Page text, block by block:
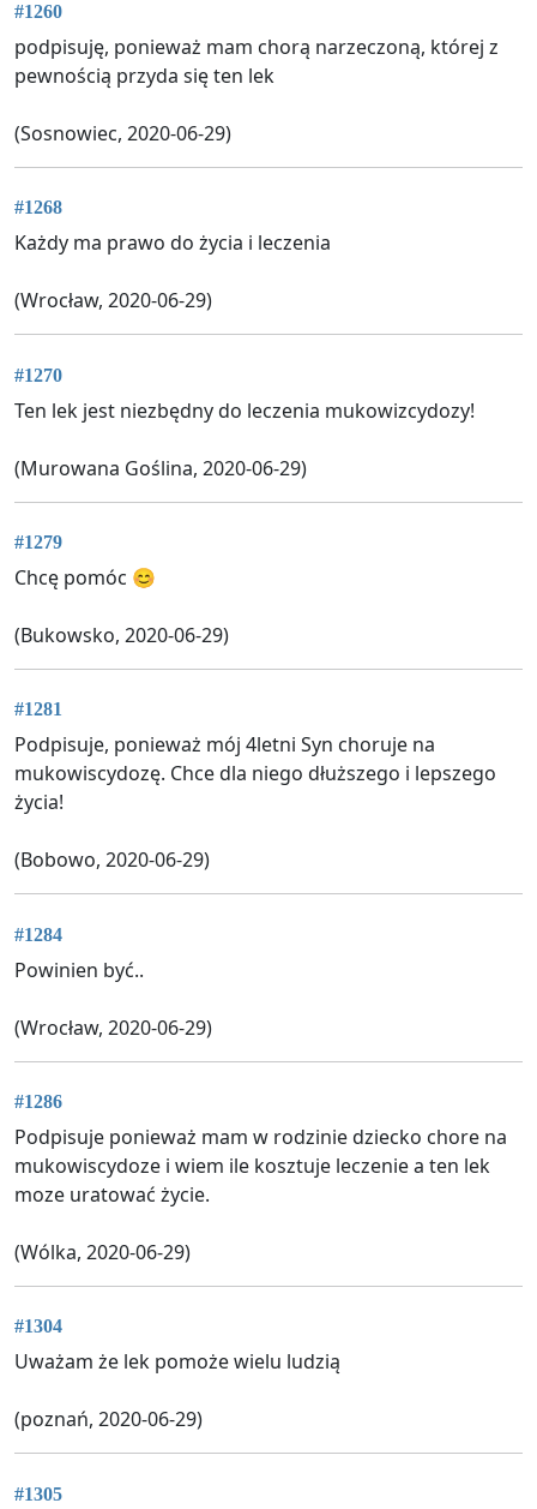
#1260
podpisuję, ponieważ mam chorą narzeczoną, której z
pewnością przyda się ten lek
(Sosnowiec, 2020-06-29)
#1268
Każdy ma prawo do życia i leczenia
(Wrocław, 2020-06-29)
#1270
Ten lek jest niezbędny do leczenia mukowizcydozy!
(Murowana Goślina, 2020-06-29)
#1279
Chcę pomóc 😊
(Bukowsko, 2020-06-29)
#1281
Podpisuje, ponieważ mój 4letni Syn choruje na
mukowiscydozę. Chce dla niego dłuższego i lepszego
życia!
(Bobowo, 2020-06-29)
#1284
Powinien być..
(Wrocław, 2020-06-29)
#1286
Podpisuje ponieważ mam w rodzinie dziecko chore na
mukowiscydoze i wiem ile kosztuje leczenie a ten lek
moze uratować życie.
(Wólka, 2020-06-29)
#1304
Uważam że lek pomoże wielu ludzią
(poznań, 2020-06-29)
#1305